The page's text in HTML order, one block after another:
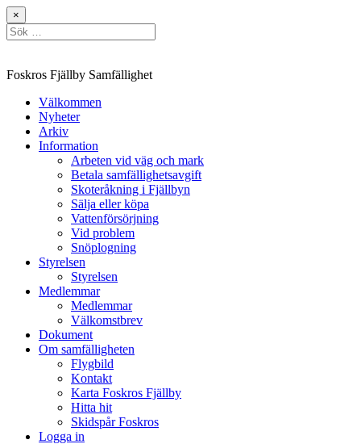
Hoppa
till
innehåll
×
Sök
efter:
Foskros Fjällby Samfällighet
Välkommen
Nyheter
Arkiv
Information
Arbeten vid väg och mark
Betala samfällighetsavgift
Skoteråkning i Fjällbyn
Sälja eller köpa
Vattenförsörjning
Vid problem
Snöplogning
Styrelsen
Styrelsen
Medlemmar
Medlemmar
Välkomstbrev
Dokument
Om samfälligheten
Flygbild
Kontakt
Karta Foskros Fjällby
Hitta hit
Skidspår Foskros
Logga in